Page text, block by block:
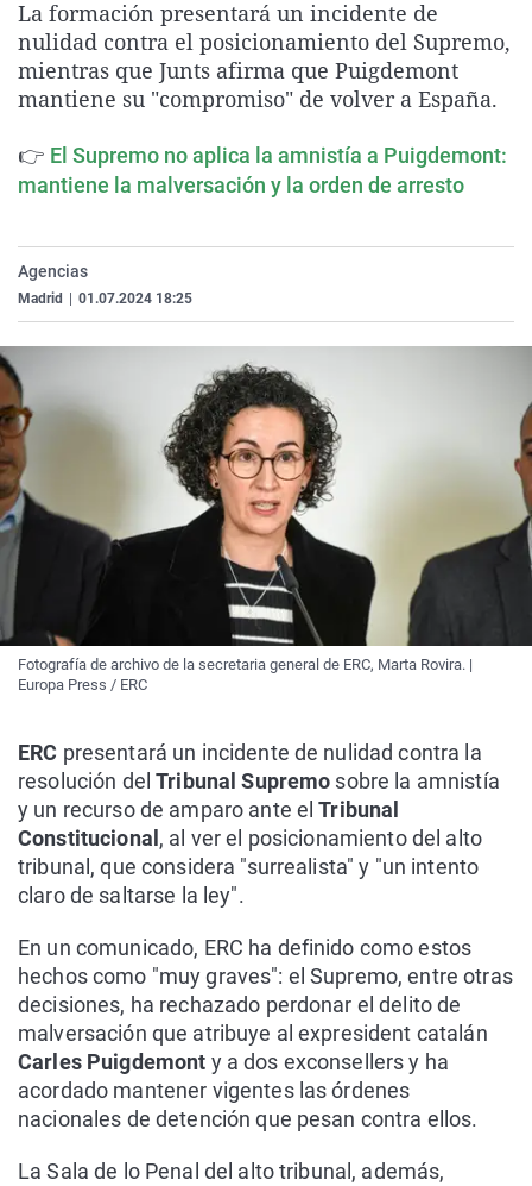
La rosa de los vientos
Gente viajera
Como el perro y el
Caso
Retornados
Equipo de
Operación Viuda
Extremadura
Galicia
La Rioja
Navarra
País Vasco
Virales
Televisión
Elecciones
La formación presentará un incidente de
nulidad contra el posicionamiento del Supremo,
mientras que Junts afirma que Puigdemont
mantiene su "compromiso" de volver a España.
👉 El Supremo no aplica la amnistía a Puigdemont:
mantiene la malversación y la orden de arresto
Agencias
Madrid 01.07.2024 18:25
Fotografía de archivo de la secretaria general de ERC, Marta Rovira. |
Europa Press / ERC
ERC presentará un incidente de nulidad contra la
resolución delTribunal Supremo sobre la amnistía
y un recurso de amparo ante elTribunal
Constitucional , al ver el posicionamiento del alto
tribunal, que considera "surrealista" y "un intento
claro de saltarse la ley".
En un comunicado, ERC ha definido como estos
hechos como "muy graves": el Supremo, entre otras
decisiones, ha rechazado perdonar el delito de
malversación que atribuye al expresident catalán
Carles Puigdemont y a dos exconsellers y ha
acordado mantener vigentes las órdenes
nacionales de detención que pesan contra ellos.
La Sala de lo Penal del alto tribunal, además,